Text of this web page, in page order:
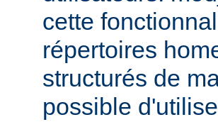
cette
répertoires
structurés de
possible